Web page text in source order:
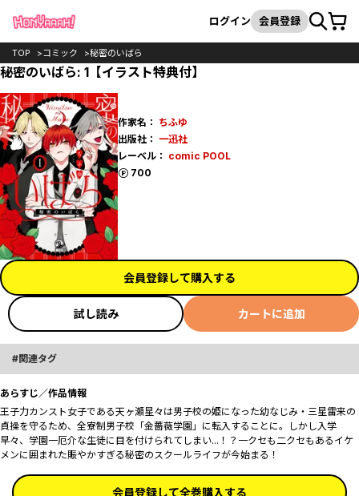
検索
ログイン 会員登録カート
TOP コミック 秘密のいばら
秘密のいばら: 1【イラスト特典付】
作家名： ちふゆ
出版社： 一迅社
レーベル： comic POOL
700
ポイント
会員登録して購入する
試し読み カートに追加
関連タグ
あらすじ／作品情報
王子力カンスト女子である天ヶ瀬星々は男子校の姫になった幼なじみ・三星雷来の
貞操を守るため、全寮制男子校「金薔薇学園」に転入することに。しかし入学
早々、学園一厄介な生徒に目を付けられてしまい...！？一クセも二クセもあるイケ
メンに囲まれた賑やかすぎる秘密のスクールライフが今始まる！
会員登録して全巻購入する